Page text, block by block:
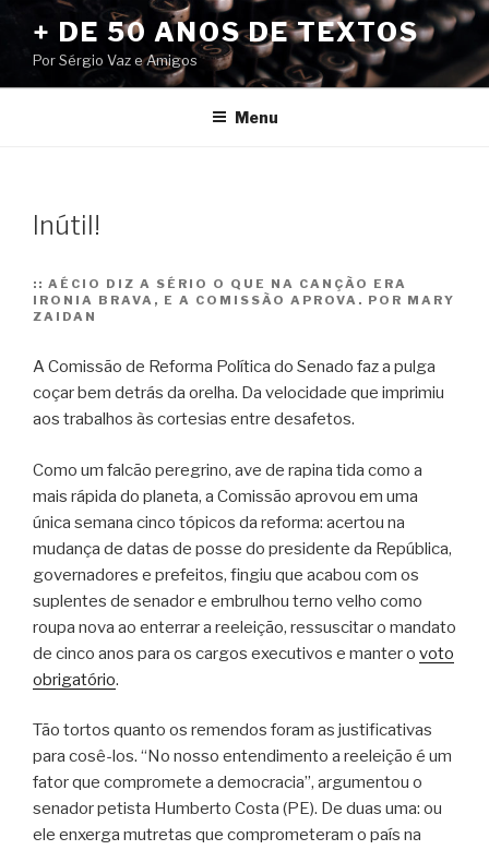
conteúdo
+ DE 50 ANOS DE TEXTOS
Por Sérgio Vaz e Amigos
Menu
Inútil!
:: AÉCIO DIZ A SÉRIO O QUE NA CANÇÃO ERA
IRONIA BRAVA, E A COMISSÃO APROVA. POR MARY
ZAIDAN
A Comissão de Reforma Política do Senado faz a pulga
coçar bem detrás da orelha. Da velocidade que imprimiu
aos trabalhos às cortesias entre desafetos.
Como um falcão peregrino, ave de rapina tida como a
mais rápida do planeta, a Comissão aprovou em uma
única semana cinco tópicos da reforma: acertou na
mudança de datas de posse do presidente da República,
governadores e prefeitos, fingiu que acabou com os
suplentes de senador e embrulhou terno velho como
roupa nova ao enterrar a reeleição, ressuscitar o mandato
de cinco anos para os cargos executivos e manter o voto
obrigatório.
Tão tortos quanto os remendos foram as justificativas
para cosê-los. “No nosso entendimento a reeleição é um
fator que compromete a democracia”, argumentou o
senador petista Humberto Costa (PE). De duas uma: ou
ele enxerga mutretas que comprometeram o país na